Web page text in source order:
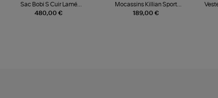
480,00 €
Sac Bobi S Cuir Lamé
Champagne
189,00 €
Mocassins Killian Sport
Mousse